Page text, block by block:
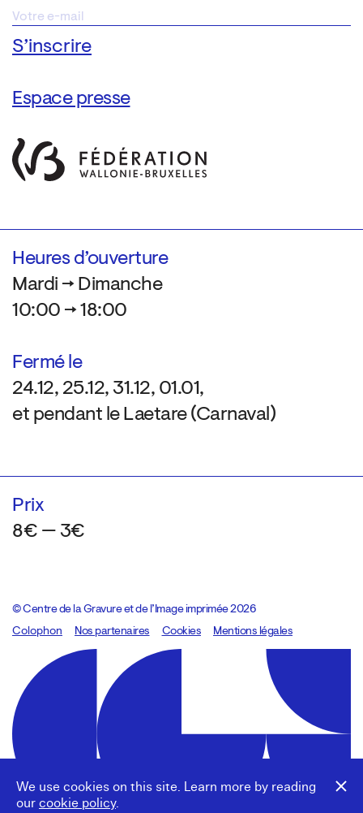
We use cookies on this site. Learn more by reading
our cookie policy.
Espace presse
Heures d’ouverture
Mardi → Dimanche
10:00 → 18:00
Fermé le
24.12, 25.12, 31.12, 01.01,
et pendant le Laetare (Carnaval)
Prix
8€ — 3€
© Centre de la Gravure et de l’Image imprimée 2026
Colophon
Design:Marcel Kaczmarek, code:8080.studio
Nos partenaires Cookies Mentions légales